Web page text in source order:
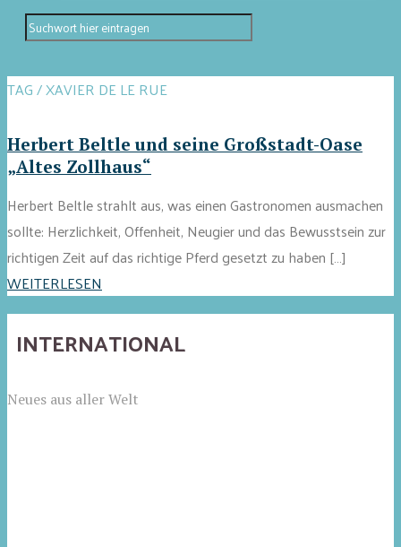
TAG / XAVIER DE LE RUE
Herbert Beltle und seine Großstadt-Oase
„Altes Zollhaus“
Herbert Beltle strahlt aus, was einen Gastronomen ausmachen
sollte: Herzlichkeit, Offenheit, Neugier und das Bewusstsein zur
richtigen Zeit auf das richtige Pferd gesetzt zu haben […]
WEITERLESEN
INTERNATIONAL
Neues aus aller Welt